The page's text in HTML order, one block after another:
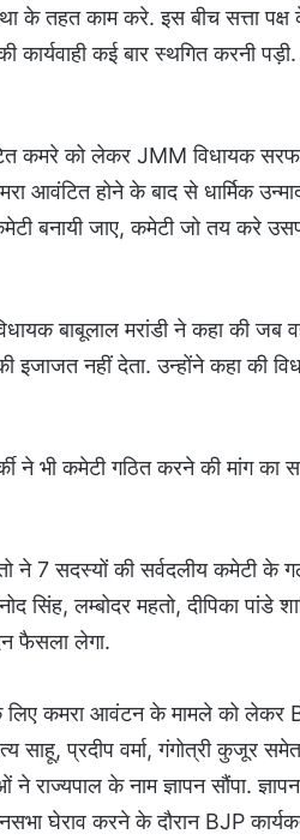
के तहत काम करे. इस बीच सत्ता
कई बार स्थगित करनी पड़ी.
कमरे को लेकर JMM विधायक
आवंटित होने के बाद से धार्मिक
बनायी जाए, कमेटी जो तय करे
बाबूलाल मरांडी ने कहा की
नहीं देता. उन्होंने कहा की
ने भी कमेटी गठित करने की मांग का
ने 7 सदस्यों की सर्वदलीय कमेटी के
सिंह, लम्बोदर महतो, दीपिका पांडे
फैसला लेगा.
कमरा आवंटन के मामले को लेकर
साहू, प्रदीप वर्मा, गंगोत्री कुजूर
राज्यपाल के नाम ज्ञापन सौंपा.
घेराव करने के दौरान BJP